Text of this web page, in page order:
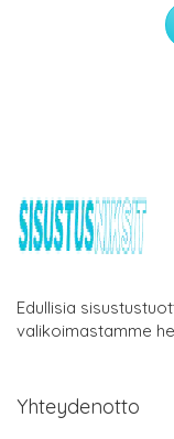
Edullisia
valikoimastamme
Yhteydenotto